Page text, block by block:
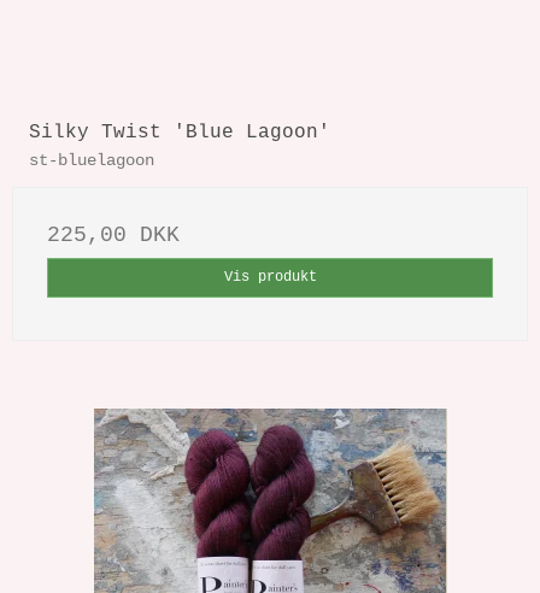
Silky Twist 'Blue Lagoon'
st-bluelagoon
225,00 DKK
Vis produkt